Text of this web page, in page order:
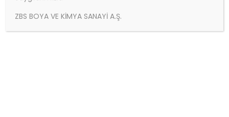
ZBS BOYA VE KİMYA SANAYİ A.Ş.